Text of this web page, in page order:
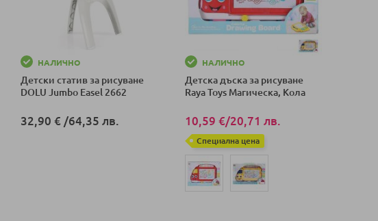
НАЛИЧНО
Детски статив за рисуване
DOLU Jumbo Easel 2662
32,90 € /64,35 лв.
НАЛИЧНО
Детска дъска за рисуване
Raya Toys Магическа, Кола
10,59 €/20,71 лв.
Специална цена